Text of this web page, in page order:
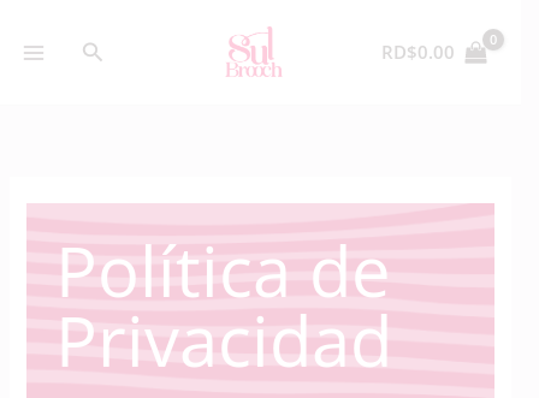
content
Search RD$0.00
Política de
Privacidad